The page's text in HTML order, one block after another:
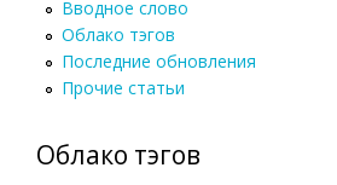
Вводное слово
Облако тэгов
Последние обновления
Прочие статьи
Облако тэгов